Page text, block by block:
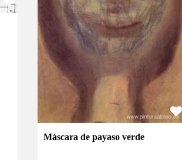
Máscara de payaso verde